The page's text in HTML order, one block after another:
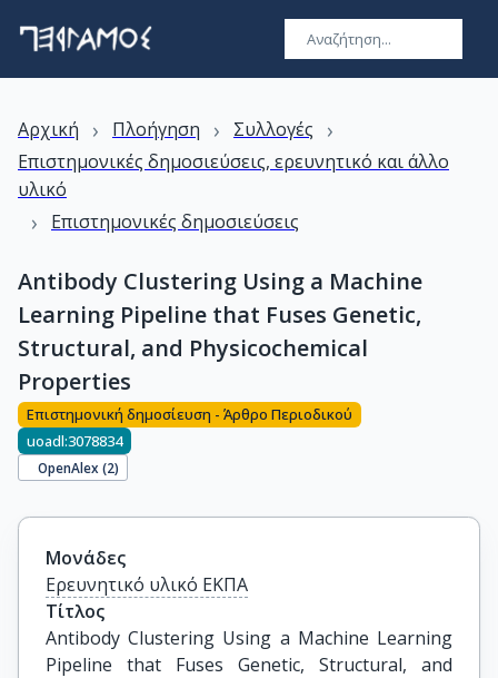
Αρχική › Πλοήγηση › Συλλογές ›
Επιστημονικές δημοσιεύσεις, ερευνητικό και άλλο
υλικό
› Επιστημονικές δημοσιεύσεις
Antibody Clustering Using a Machine
Learning Pipeline that Fuses Genetic,
Structural, and Physicochemical
Properties
Επιστημονική δημοσίευση - Άρθρο Περιοδικού
uoadl:3078834
OpenAlex (2)
Μονάδες
Ερευνητικό υλικό ΕΚΠΑ
Τίτλος
Antibody Clustering Using a Machine Learning
Pipeline that Fuses Genetic, Structural, and